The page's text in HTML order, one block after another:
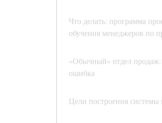
Что делать: программа
обучения менеджеров по
«Обычный» отдел продаж:
ошибка
Цели построения системы